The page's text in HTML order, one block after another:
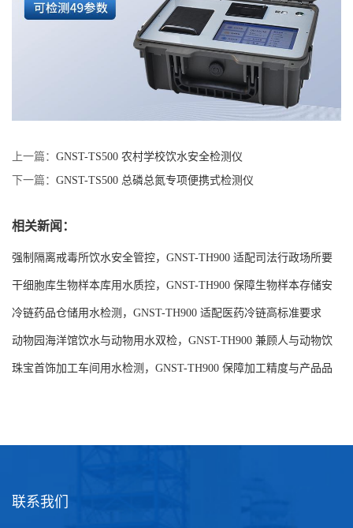
上一篇： GNST-TS500 农村学校饮水安全检测仪
下一篇： GNST-TS500 总磷总氮专项便携式检测仪
相关新闻：
强制隔离戒毒所饮水安全管控，GNST-TH900 适配司法行政场所要
求
干细胞库生物样本库用水质控，GNST-TH900 保障生物样本存储安
全
冷链药品仓储用水检测，GNST-TH900 适配医药冷链高标准要求
动物园海洋馆饮水与动物用水双检，GNST-TH900 兼顾人与动物饮
水安全
珠宝首饰加工车间用水检测，GNST-TH900 保障加工精度与产品品
联系我们